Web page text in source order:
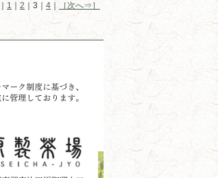
1 2 ｜3｜ 4 ［次へ⇒］